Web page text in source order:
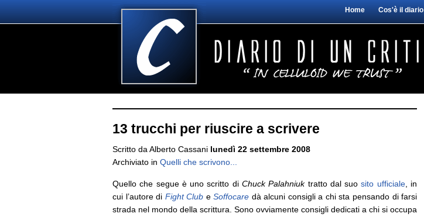
Home Cos'è il diario
13 trucchi per riuscire a scrivere
Scritto da Alberto Cassani lunedì 22 settembre 2008
Archiviato in Quelli che scrivono...
Quello che segue è uno scritto di Chuck Palahniuktratto dal suosito ufficiale, in
cui l’autore di Fight Club eSoffocare dà alcuni consigli a chi sta pensando di farsi
strada nel mondo della scrittura. Sono ovviamente consigli dedicati a chi si occupa